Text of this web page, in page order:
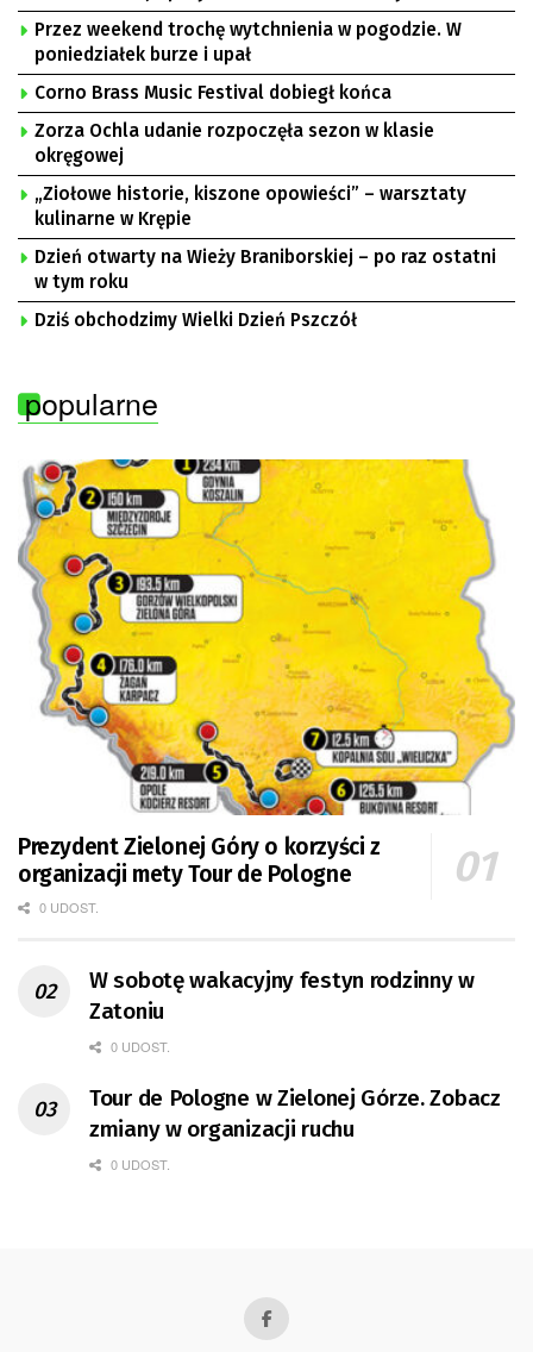
Przez weekend trochę wytchnienia w pogodzie. W
poniedziałek burze i upał
Corno Brass Music Festival dobiegł końca
Zorza Ochla udanie rozpoczęła sezon w klasie
okręgowej
„Ziołowe historie, kiszone opowieści” – warsztaty
kulinarne w Krępie
Dzień otwarty na Wieży Braniborskiej – po raz ostatni
w tym roku
Dziś obchodzimy Wielki Dzień Pszczół
popularne
Prezydent Zielonej Góry o korzyści z
organizacji mety Tour de Pologne
0 UDOST.
W sobotę wakacyjny festyn rodzinny w
Zatoniu
0 UDOST.
Tour de Pologne w Zielonej Górze. Zobacz
zmiany w organizacji ruchu
0 UDOST.